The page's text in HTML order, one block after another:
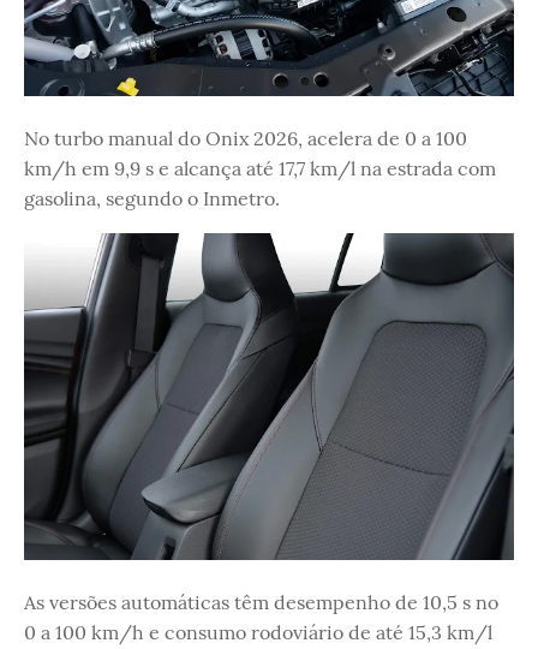
No turbo manual do Onix 2026, acelera de 0 a 100
km/h em 9,9 s e alcança até 17,7 km/l na estrada com
gasolina, segundo o Inmetro.
As versões automáticas têm desempenho de 10,5 s no
0 a 100 km/h e consumo rodoviário de até 15,3 km/l